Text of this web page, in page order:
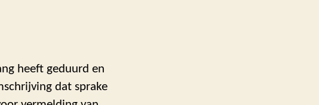
heeft geduurd en
dat sprake